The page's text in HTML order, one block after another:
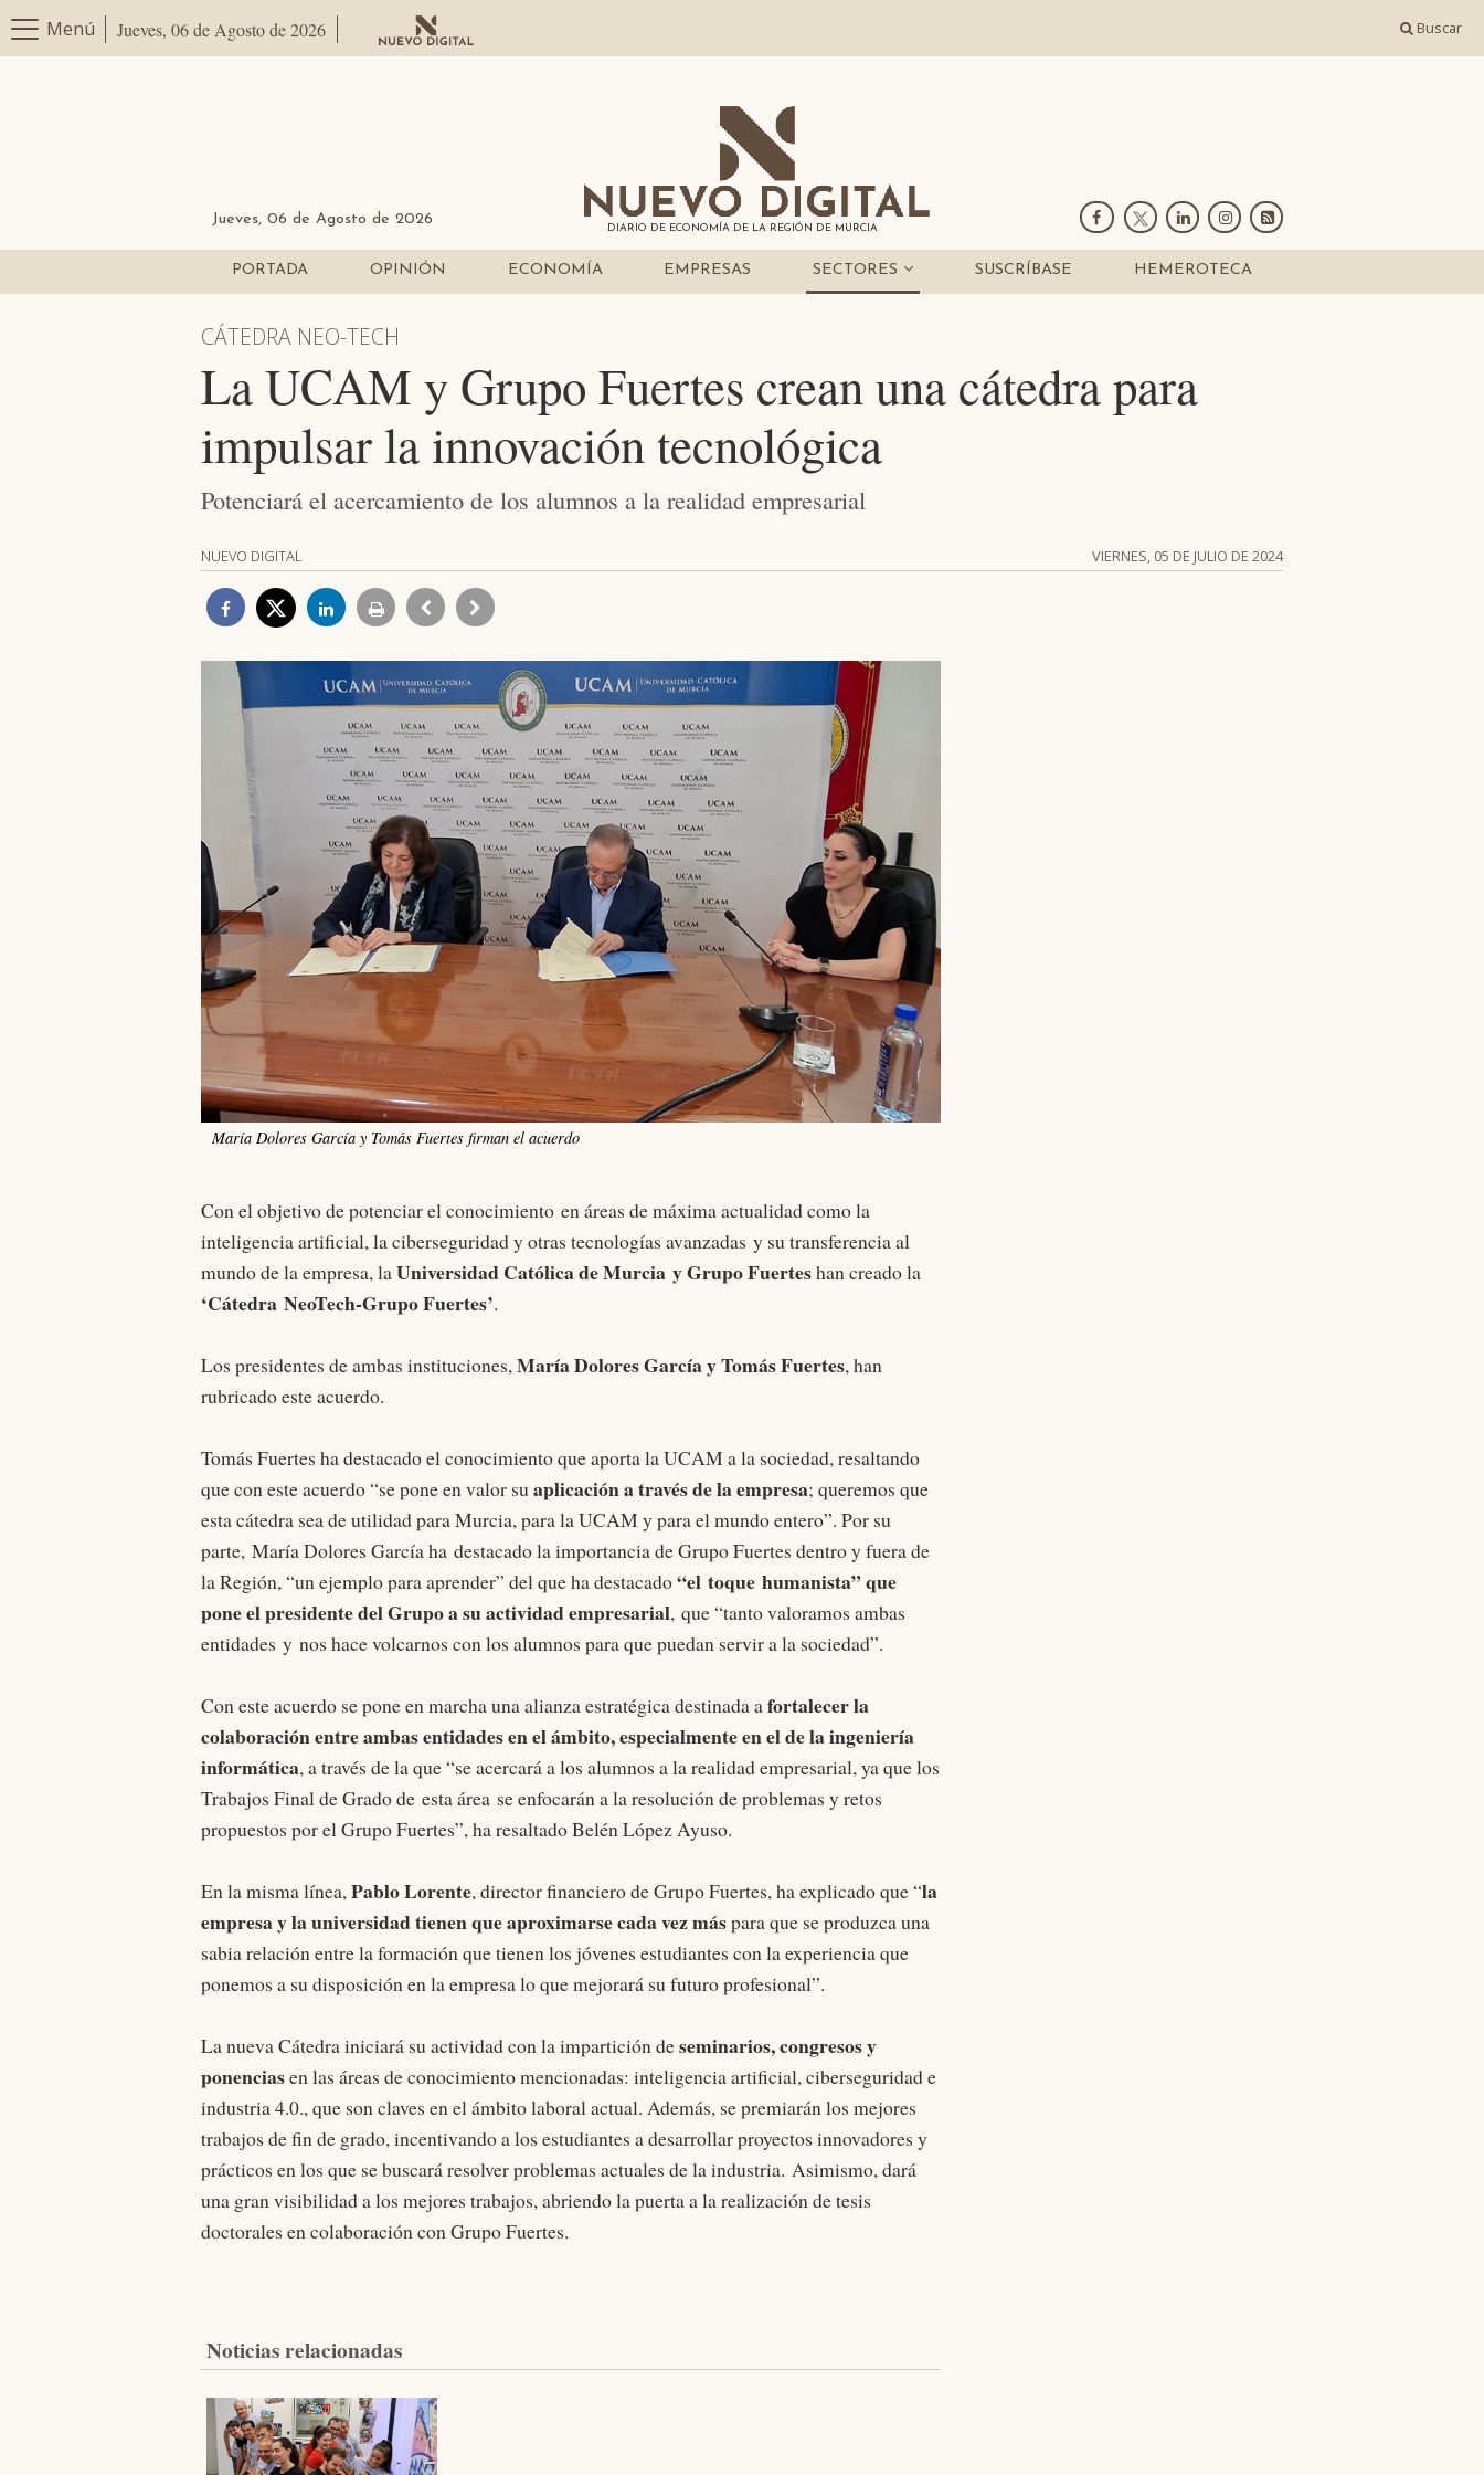
Menú Jueves, 06 de Agosto de 2026 Buscar
Jueves, 06 de Agosto de 2026
DIARIO DE ECONOMÍA DE LA REGIÓN DE MURCIA
PORTADA OPINIÓN ECONOMÍA EMPRESAS SECTORES SUSCRÍBASE HEMEROTECA
CÁTEDRA NEO-TECH
La UCAM y Grupo Fuertes crean una cátedra para
impulsar la innovación tecnológica
Potenciará el acercamiento de los alumnos a la realidad empresarial
NUEVO DIGITAL VIERNES, 05 DE JULIO DE 2024
María Dolores García y Tomás Fuertes firman el acuerdo
Con el objetivo de potenciar el conocimiento en áreas de máxima actualidad como la
inteligencia artificial, la ciberseguridad y otras tecnologías avanzadas y su transferencia al
mundo de la empresa, laUniversidad Católica de Murcia y Grupo Fuerteshan creado la
‘Cátedra NeoTech-Grupo Fuertes’.
Los presidentes de ambas instituciones,María Dolores García y Tomás Fuertes, han
rubricado este acuerdo.
Tomás Fuertes ha destacado el conocimiento que aporta la UCAM a la sociedad, resaltando
que con este acuerdo “se pone en valor suaplicación a través de la empresa; queremos que
esta cátedra sea de utilidad para Murcia, para la UCAM y para el mundo entero”. Por su
parte, María Dolores García ha destacado la importancia de Grupo Fuertes dentro y fuera de
la Región, “un ejemplo para aprender” del que ha destacado“el toque humanista” que
pone el presidente del Grupo a su actividad empresarial, que “tanto valoramos ambas
entidades y nos hace volcarnos con los alumnos para que puedan servir a la sociedad”.
Con este acuerdo se pone en marcha una alianza estratégica destinada afortalecer la
colaboración entre ambas entidades en el ámbito, especialmente en el de la ingeniería
informática, a través de la que “se acercará a los alumnos a la realidad empresarial, ya que los
Trabajos Final de Grado de esta área se enfocarán a la resolución de problemas y retos
propuestos por el Grupo Fuertes”, ha resaltado Belén López Ayuso.
En la misma línea,Pablo Lorente, director financiero de Grupo Fuertes, ha explicado que “la
empresa y la universidad tienen que aproximarse cada vez máspara que se produzca una
sabia relación entre la formación que tienen los jóvenes estudiantes con la experiencia que
ponemos a su disposición en la empresa lo que mejorará su futuro profesional”.
La nueva Cátedra iniciará su actividad con la impartición deseminarios, congresos y
ponenciasen las áreas de conocimiento mencionadas: inteligencia artificial, ciberseguridad e
industria 4.0., que son claves en el ámbito laboral actual. Además, se premiarán los mejores
trabajos de fin de grado, incentivando a los estudiantes a desarrollar proyectos innovadores y
prácticos en los que se buscará resolver problemas actuales de la industria. Asimismo, dará
una gran visibilidad a los mejores trabajos, abriendo la puerta a la realización de tesis
doctorales en colaboración con Grupo Fuertes.
Noticias relacionadas